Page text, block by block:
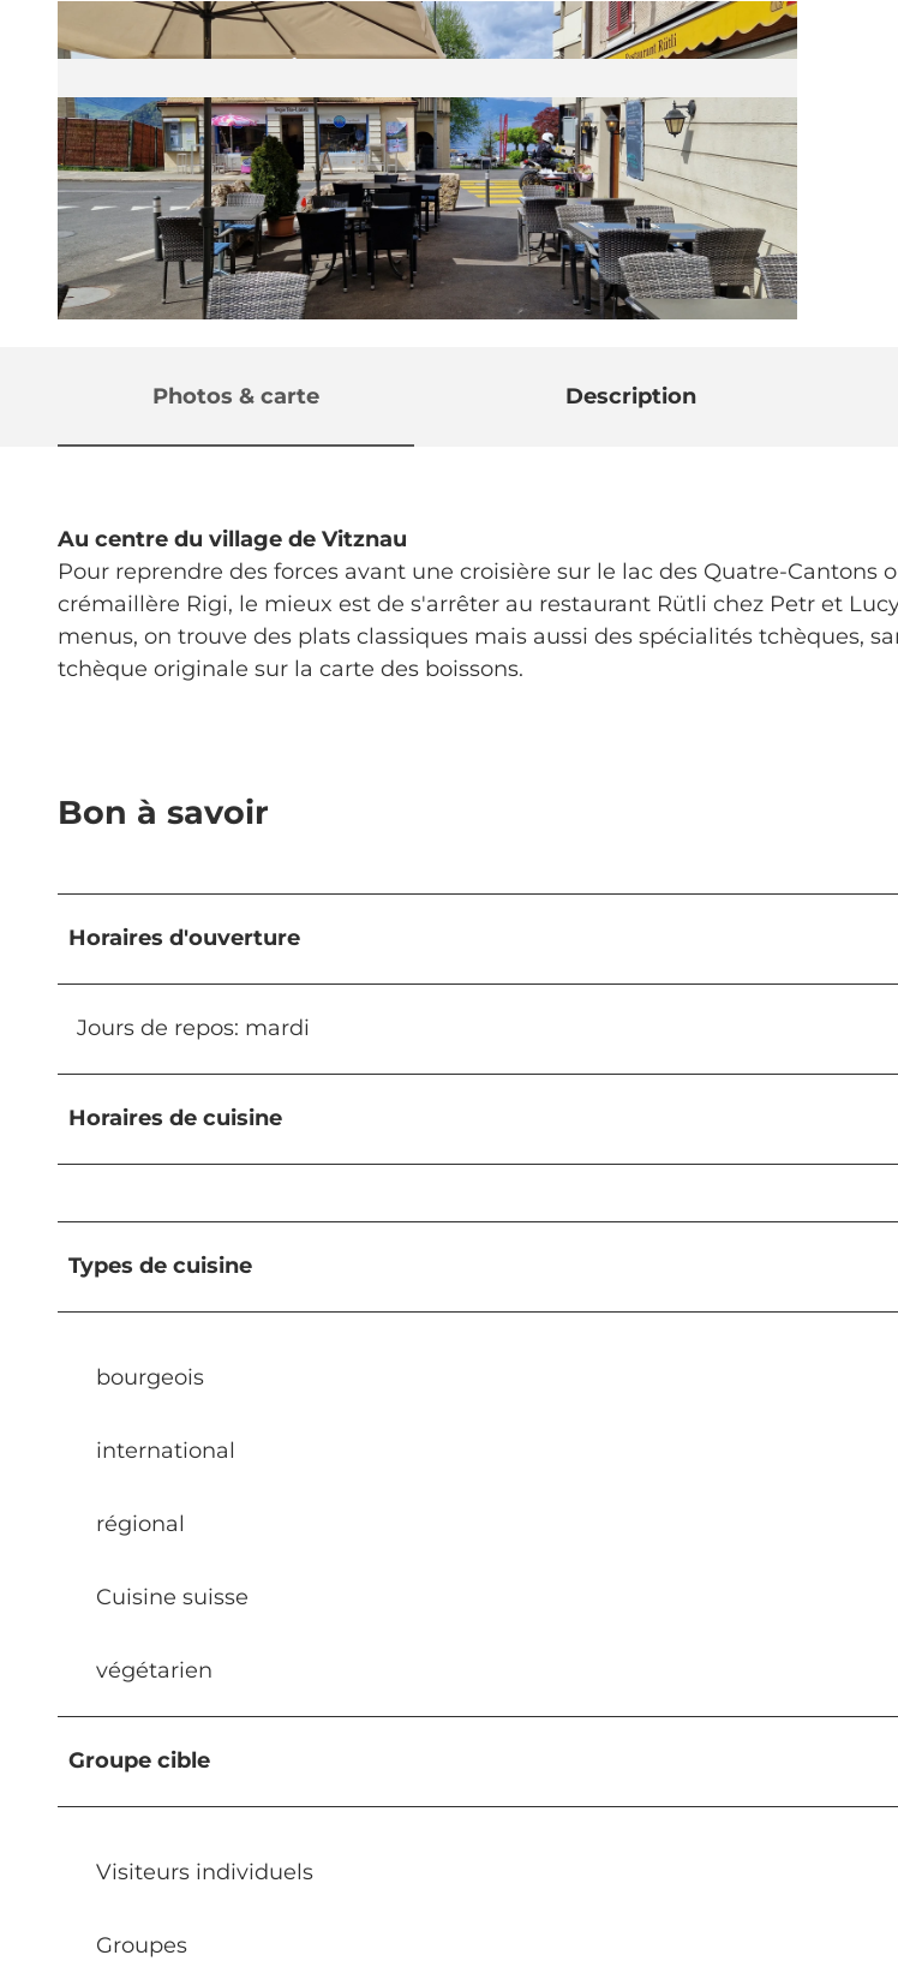
Photos & carte Description
Au centre du village de Vitznau
Pour reprendre des forces avant une croisière sur le lac des Quatre-Cantons
crémaillère Rigi, le mieux est de s'arrêter au restaurant Rütli chez Petr et
menus, on trouve des plats classiques mais aussi des spécialités tchèques,
tchèque originale sur la carte des boissons.
Bon à savoir
Horaires d'ouverture
Jours de repos: mardi
Horaires de cuisine
Types de cuisine
bourgeois
international
régional
Cuisine suisse
végétarien
Groupe cible
Visiteurs individuels
Groupes